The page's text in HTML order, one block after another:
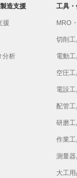
造支援
援
分析
工具
MRO
切削
電動
空圧
電設
配管
研磨
作業
測量
大工